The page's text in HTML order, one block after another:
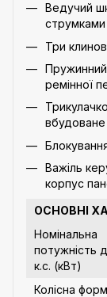
Ведучий
струмками
Три
Пружинний
ремінної
вбудоване
Важіль
корпус
ОСНОВНІ
Номінальна
потужність
к.с. (кВт)
Колісна